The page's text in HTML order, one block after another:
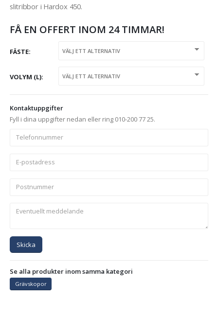
slitribbor i Hardox 450.
FÅ EN OFFERT INOM 24 TIMMAR!
FÄSTE
VOLYM (L)
Kontaktuppgifter
Fyll i dina uppgifter nedan eller ring 010-200 77 25.
Skicka
Se alla produkter inom samma kategori
Grävskopor